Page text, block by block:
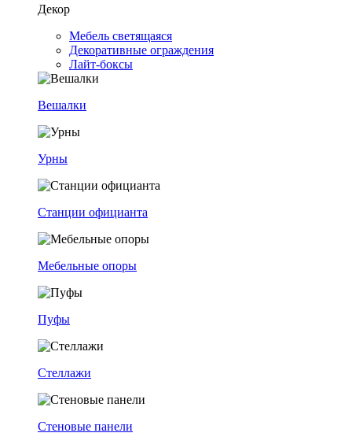
Декор
Мебель светящаяся
Декоративные ограждения
Лайт-боксы
Вешалки
Урны
Станции официанта
Мебельные опоры
Пуфы
Стеллажи
Стеновые панели